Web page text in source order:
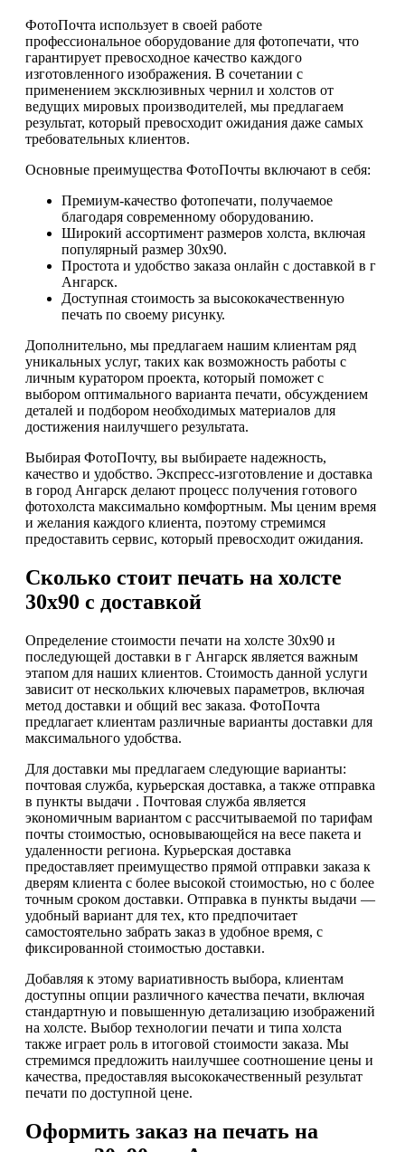
ФотоПочта использует в своей работе
профессиональное оборудование для фотопечати, что
гарантирует превосходное качество каждого
изготовленного изображения. В сочетании с
применением эксклюзивных чернил и холстов от
ведущих мировых производителей, мы предлагаем
результат, который превосходит ожидания даже самых
требовательных клиентов.
Основные преимущества ФотоПочты включают в себя:
Премиум-качество фотопечати, получаемое
благодаря современному оборудованию.
Широкий ассортимент размеров холста, включая
популярный размер 30х90.
Простота и удобство заказа онлайн с доставкой в г
Ангарск.
Доступная стоимость за высококачественную
печать по своему рисунку.
Дополнительно, мы предлагаем нашим клиентам ряд
уникальных услуг, таких как возможность работы с
личным куратором проекта, который поможет с
выбором оптимального варианта печати, обсуждением
деталей и подбором необходимых материалов для
достижения наилучшего результата.
Выбирая ФотоПочту, вы выбираете надежность,
качество и удобство. Экспресс-изготовление и доставка
в город Ангарск делают процесс получения готового
фотохолста максимально комфортным. Мы ценим время
и желания каждого клиента, поэтому стремимся
предоставить сервис, который превосходит ожидания.
Сколько стоит печать на холсте
30х90 с доставкой
Определение стоимости печати на холсте 30х90 и
последующей доставки в г Ангарск является важным
этапом для наших клиентов. Стоимость данной услуги
зависит от нескольких ключевых параметров, включая
метод доставки и общий вес заказа. ФотоПочта
предлагает клиентам различные варианты доставки для
максимального удобства.
Для доставки мы предлагаем следующие варианты:
почтовая служба, курьерская доставка, а также отправка
в пункты выдачи . Почтовая служба является
экономичным вариантом с рассчитываемой по тарифам
почты стоимостью, основывающейся на весе пакета и
удаленности региона. Курьерская доставка
предоставляет преимущество прямой отправки заказа к
дверям клиента с более высокой стоимостью, но с более
точным сроком доставки. Отправка в пункты выдачи —
удобный вариант для тех, кто предпочитает
самостоятельно забрать заказ в удобное время, с
фиксированной стоимостью доставки.
Добавляя к этому вариативность выбора, клиентам
доступны опции различного качества печати, включая
стандартную и повышенную детализацию изображений
на холсте. Выбор технологии печати и типа холста
также играет роль в итоговой стоимости заказа. Мы
стремимся предложить наилучшее соотношение цены и
качества, предоставляя высококачественный результат
печати по доступной цене.
Оформить заказ на печать на